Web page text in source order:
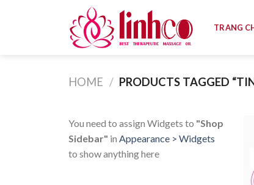
TRANG
HOME / PRODUCTS TAGGED
You need to assign Widgets to "Shop
Sidebar" in Appearance > Widgets
to show anything here